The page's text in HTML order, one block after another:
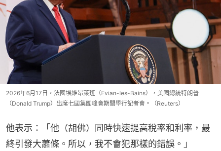
2026年6月17日，法國埃維昂萊班（Evian-les-Bains），美國總統特朗普
（Donald Trump）出席七國集團峰會期間舉行記者會。（Reuters）
他表示：「他（胡佛）同時快速提高稅率和利率，最
終引發大蕭條。所以，我不會犯那樣的錯誤。」